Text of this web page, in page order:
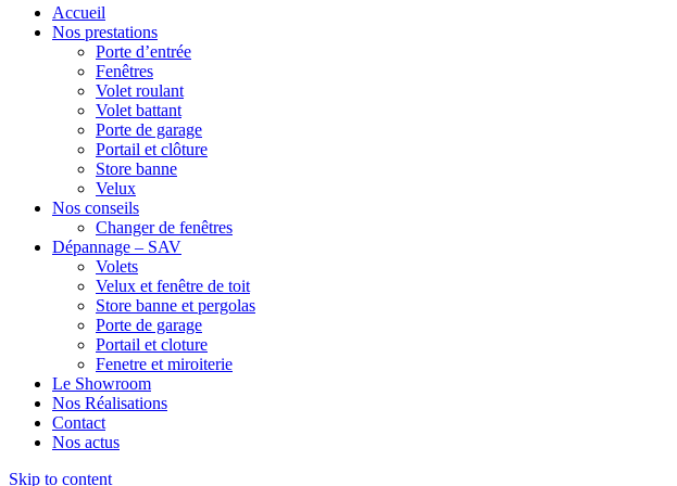
Accueil
Nos prestations
Porte d’entrée
Fenêtres
Volet roulant
Volet battant
Porte de garage
Portail et clôture
Store banne
Velux
Nos conseils
Changer de fenêtres
Dépannage – SAV
Volets
Velux et fenêtre de toit
Store banne et pergolas
Porte de garage
Portail et cloture
Fenetre et miroiterie
Le Showroom
Nos Réalisations
Contact
Nos actus
Skip to content